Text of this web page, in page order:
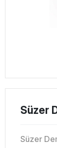
Süzer
Süzer